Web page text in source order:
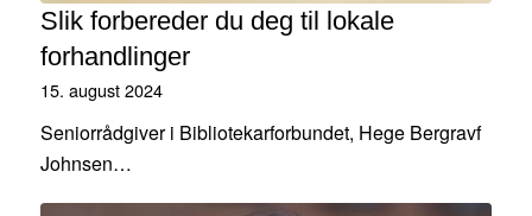
Slik forbereder du deg til lokale
forhandlinger
15. august 2024
Seniorrådgiver i Bibliotekarforbundet, Hege Bergravf
Johnsen…